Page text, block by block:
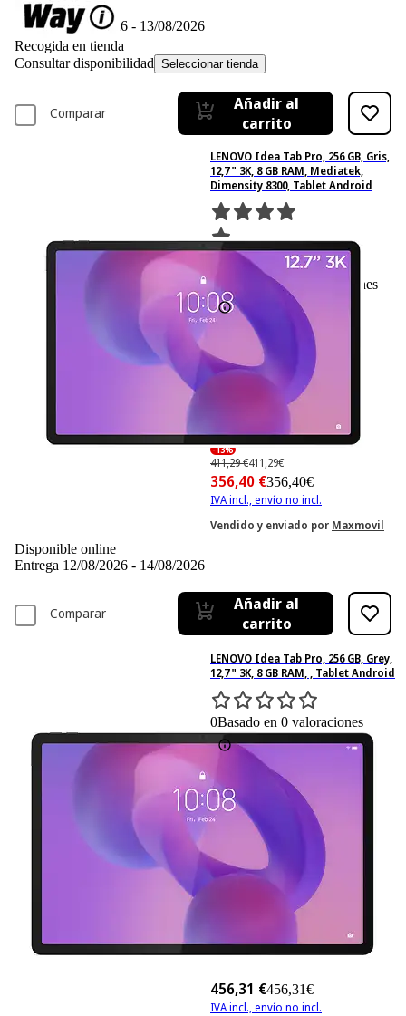
Disponible online
Entrega 12/08/2026 - 13/08/2026
Recogida en tienda
Consultar disponibilidad Seleccionar tienda
Comparar
Añadir al
carrito
LENOVO Idea Tab Pro, 256 GB, Gris,
12,7 " 3K, 8 GB RAM, Mediatek,
Dimensity 8300, Tablet Android
Basado en 66 valoraciones
-13%
411,29 €411,29€
356,40 €356,40€
IVA incl., envío no incl.
Vendido y enviado por Maxmovil
Disponible online
Entrega 12/08/2026 - 14/08/2026
Comparar
Añadir al
carrito
LENOVO Idea Tab Pro, 256 GB, Grey,
12,7 " 3K, 8 GB RAM, , Tablet Android
0Basado en 0 valoraciones
456,31 €456,31€
IVA incl., envío no incl.